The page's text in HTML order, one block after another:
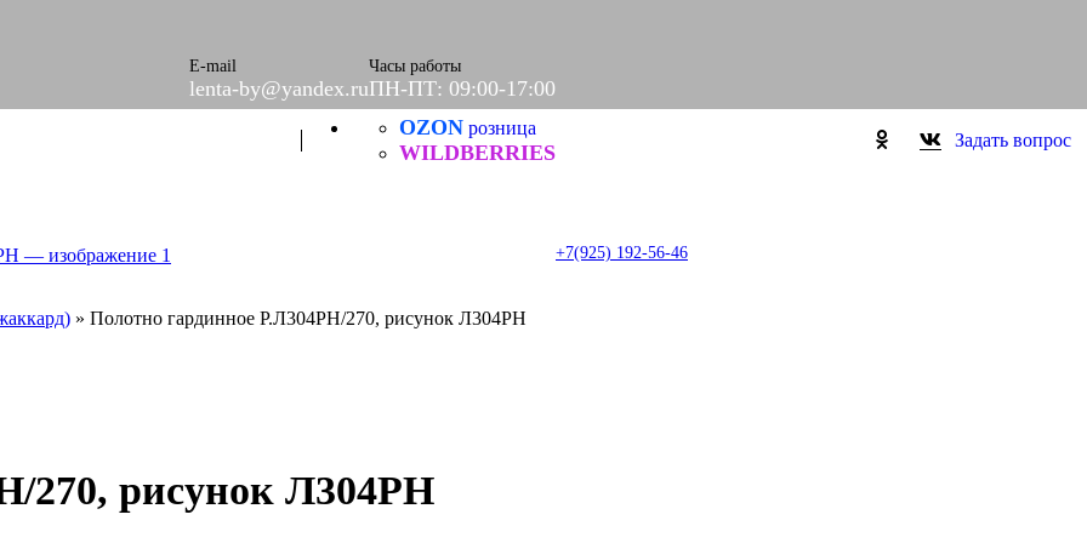
E-mail
lenta-by@yandex.ru
Часы работы
ПН-ПТ: 09:00-17:00
+7(925) 192-56-46
OZON розница
WILDBERRIES
Задать вопрос
» Полотно гардинное Р.Л304РН/270, рисунок Л304РН
270, рисунок Л304РН